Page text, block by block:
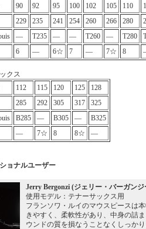
90 92 95 100 102 105 110
229 235 241 254 260 266 280
― T235 ― ― T260 ― T280
6 ― 6☆ 7 ― 7☆ 8
クス
112 115 120 125
128
285 292 305 317
325
B285 ― B305 ―
B325
― 7☆ 8 8☆ ―
ョナルユーザー
Jerry Bergonzi (ジェリー・バーガンジ
使用モデル：テナーサックス用
フランソワ・ルイのマウスピースは
きやすく、柔軟性があり、中身の詰
ウンドの質を損なうことなくしっか